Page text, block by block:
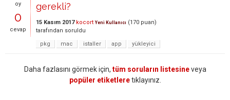
oy
0
cevap
gerekli?
15 Kasım 2017 kocort Yeni Kullanıcı (170 puan)
tarafından soruldu
pkg
mac istaller app yükleyici
Daha fazlasını görmek için, tüm soruların listesineveya
popüler etiketleretıklayınız.